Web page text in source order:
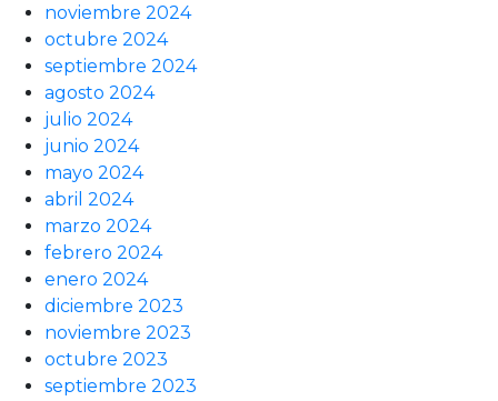
noviembre 2024
octubre 2024
septiembre 2024
agosto 2024
julio 2024
junio 2024
mayo 2024
abril 2024
marzo 2024
febrero 2024
enero 2024
diciembre 2023
noviembre 2023
octubre 2023
septiembre 2023